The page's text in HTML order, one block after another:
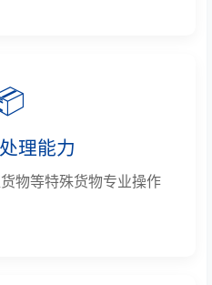
理能力
物等特殊货物专业操作